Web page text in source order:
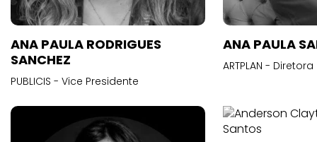
ANA PAULA RODRIGUES
SANCHEZ
PUBLICIS - Vice Presidente
ANA PAULA
ARTPLAN -